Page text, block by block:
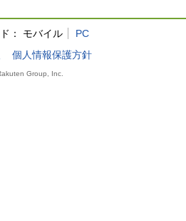
： モバイル
PC
個人情報保護方針
Group, Inc.